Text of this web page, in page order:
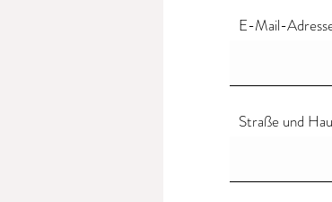
Wie geht es jetzt weiter?
melde mich innerhalb von
E-Mail-
Straße und